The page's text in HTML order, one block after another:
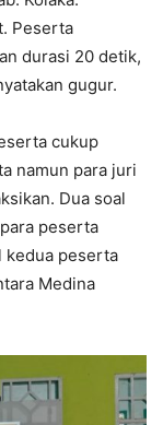
Peserta
durasi 20 detik,
gugur.
cukup
namun para juri
Dua soal
peserta
kedua peserta
Medina